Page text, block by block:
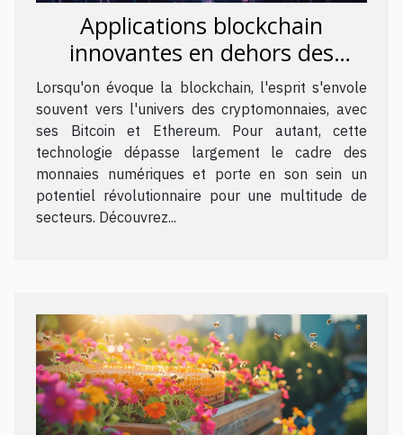
Applications blockchain
innovantes en dehors des
cryptomonnaies
Lorsqu'on évoque la blockchain, l'esprit s'envole
souvent vers l'univers des cryptomonnaies, avec
ses Bitcoin et Ethereum. Pour autant, cette
technologie dépasse largement le cadre des
monnaies numériques et porte en son sein un
potentiel révolutionnaire pour une multitude de
secteurs. Découvrez...